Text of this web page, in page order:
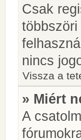
Csak
nincs
Vissza a
» Miért
A